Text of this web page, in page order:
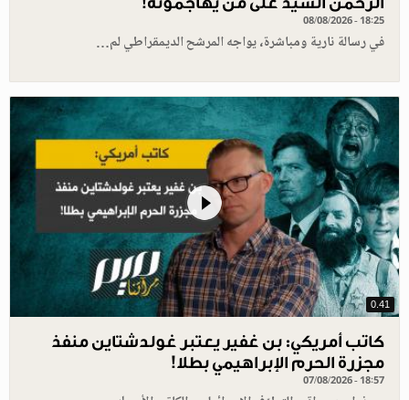
08/08/2026 - 18:25
في رسالة نارية ومباشرة، يواجه المرشح الديمقراطي لم…
0.41
كاتب أمريكي: بن غفير يعتبر غولدشتاين منفذ
مجزرة الحرم الإبراهيمي بطلا!
07/08/2026 - 18:57